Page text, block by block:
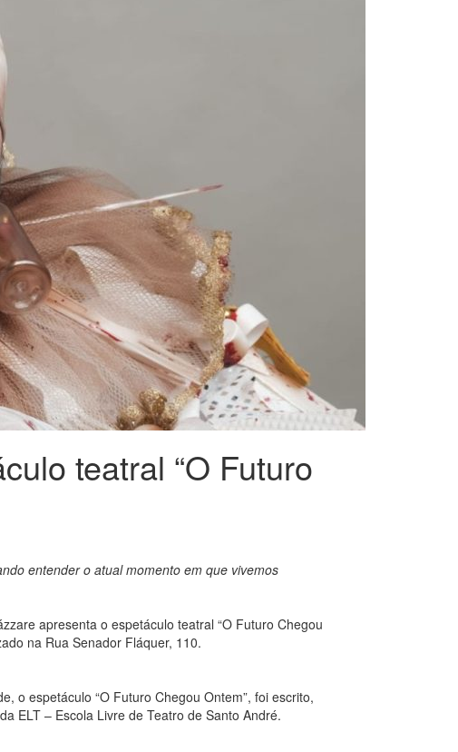
teatral “O Futuro
entender o atual momento em que vivemos
apresenta o espetáculo teatral “O Futuro Chegou
na Rua Senador Fláquer, 110.
o espetáculo “O Futuro Chegou Ontem”, foi escrito,
ELT – Escola Livre de Teatro de Santo André.